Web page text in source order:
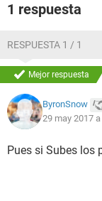
1 respuesta
RESPUESTA 1 / 1
Mejor respuesta
ByronSnow
29 may 2017
Pues si Subes los